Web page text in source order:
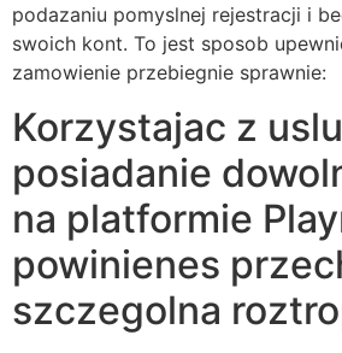
podazaniu pomyslnej rejestracji i
swoich kont. To jest sposob
zamowienie przebiegnie sprawnie:
Korzystajac z
posiadanie
na platformie
powinienes
szczegolna